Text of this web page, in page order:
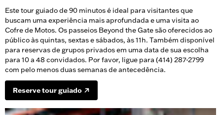
Este tour guiado de 90 minutos é ideal para visitantes que
buscam uma experiência mais aprofundada e uma visita ao
Cofre de Motos. Os passeios Beyond the Gate são oferecidos ao
público às quintas, sextas e sábados, às 11h. Também disponível
para reservas de grupos privados em uma data de sua escolha
para 10 a 48 convidados. Por favor, ligue para (414) 287-2799
com pelo menos duas semanas de antecedência.
Reserve tour guiado